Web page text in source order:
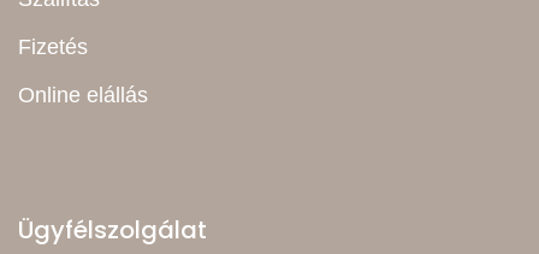
Fizetés
Online elállás
Ügyfélszolgálat